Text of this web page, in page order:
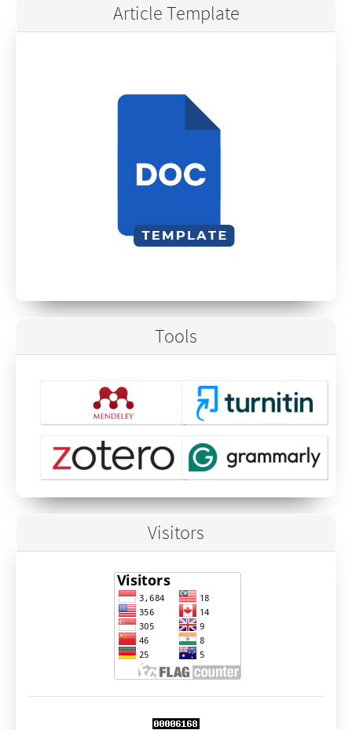
Article Template
Tools
Visitors